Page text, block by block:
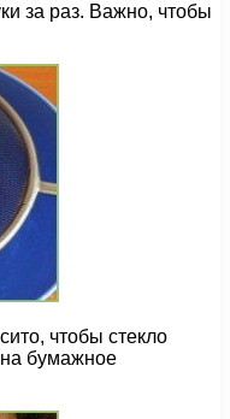
за раз. Важно, чтобы
чтобы стекло
бумажное